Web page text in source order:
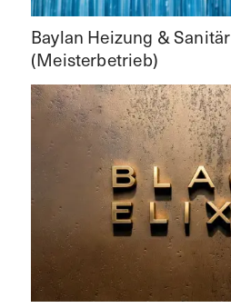
Baylan Heizung & Sanitär
(Meisterbetrieb)